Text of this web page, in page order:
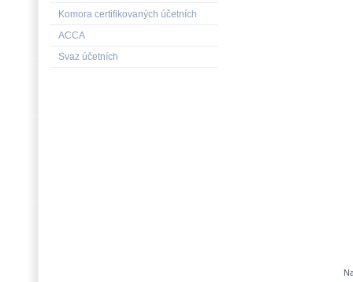
Komora certifikovaných účetních
ACCA
Svaz účetních